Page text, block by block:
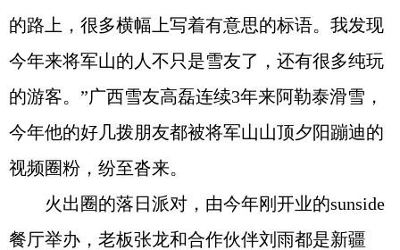
的路上，很多横幅上写着有意思的标语。我发现
今年来将军山的人不只是雪友了，还有很多纯玩
的游客。”广西雪友高磊连续3年来阿勒泰滑雪，
今年他的好几拨朋友都被将军山山顶夕阳蹦迪的
视频圈粉，纷至沓来。
火出圈的落日派对，由今年刚开业的sunside
餐厅举办，老板张龙和合作伙伴刘雨都是新疆